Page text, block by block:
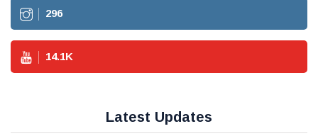
296
14.1K
Latest Updates